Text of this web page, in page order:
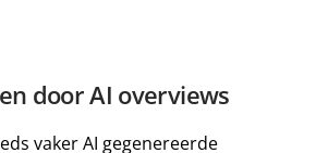
door AI overviews
vaker AI gegenereerde